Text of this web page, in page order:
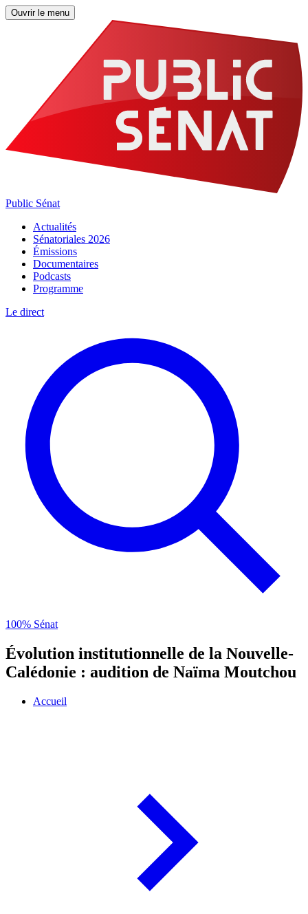
Ouvrir le menu
Public Sénat
Actualités
Sénatoriales 2026
Émissions
Documentaires
Podcasts
Programme
Le direct
100% Sénat
Évolution institutionnelle de la Nouvelle-
Calédonie : audition de Naïma Moutchou
Accueil